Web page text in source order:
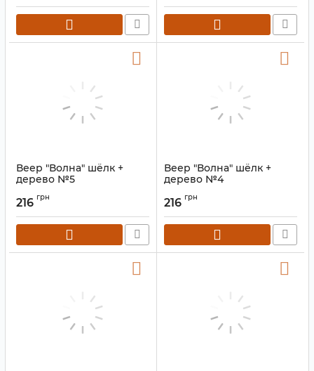
Веер "Волна" шёлк +
дерево №5
216 грн
Веер "Волна" шёлк +
дерево №4
216 грн